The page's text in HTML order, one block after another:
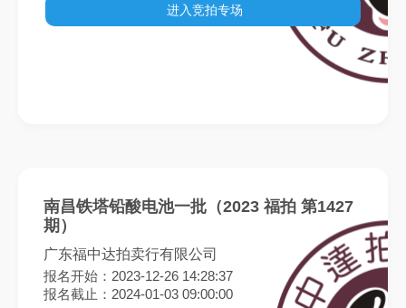
进入竞拍专场
南昌铁塔铅酸电池一批（2023 福拍 第1427
期）
广东福中达拍卖行有限公司
报名开始：2023-12-26 14:28:37
报名截止：2024-01-03 09:00:00